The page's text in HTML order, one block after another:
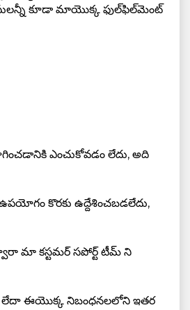
కూడా మాయొక్క ఫుల్‌ఫిల్‌మెంట్‌
ఎంచుకోవడం లేదు, అది
కొరకు ఉద్దేశించబడలేదు,
మా కస్టమర్ సపోర్ట్ టీమ్ ని
లేదా ఈయొక్క నిబంధనలలోని ఇతర